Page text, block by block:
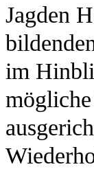
Jagden
im